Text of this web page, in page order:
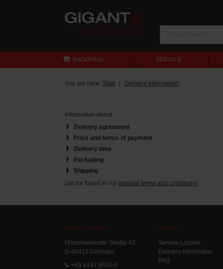
SHOPPING SERVICE
You are here: Start Delivery Information
Information about
Delivery agreement
Price and terms of payment
Delivery time
Packaging
Shipping
can be found in our general terms and conditions.
GIGANT GmbH
Märschendorfer Straße 42
D-49413 Dinklage
+49 4443 9620-0
Service
Service Locator
Delivery Information
FAQ